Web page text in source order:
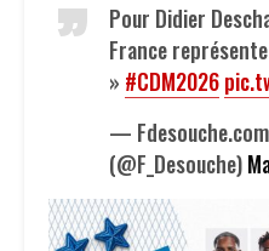
Pour Didier
France
» #CDM2026
—
(@F_Desouche)